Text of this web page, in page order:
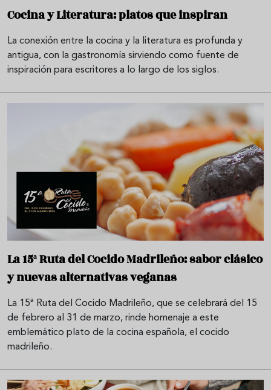
Cocina y Literatura: platos que inspiran
La conexión entre la cocina y la literatura es profunda y
antigua, con la gastronomía sirviendo como fuente de
inspiración para escritores a lo largo de los siglos.
La 15ª Ruta del Cocido Madrileño: sabor clásico
y nuevas alternativas veganas
La 15ª Ruta del Cocido Madrileño, que se celebrará del 15
de febrero al 31 de marzo, rinde homenaje a este
emblemático plato de la cocina española, el cocido
madrileño.